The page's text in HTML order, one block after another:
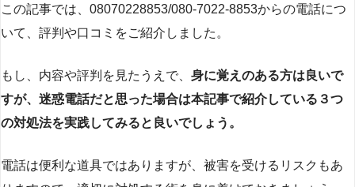
この記事では、08070228853/080-7022-8853からの電話につ
いて、評判や口コミをご紹介しました。
もし、内容や評判を見たうえで、 身に覚えのある方は良いで
すが、迷惑電話だと思った場合は本記事で紹介している３つ
の対処法を実践してみると良いでしょう。
電話は便利な道具ではありますが、被害を受けるリスクもあ